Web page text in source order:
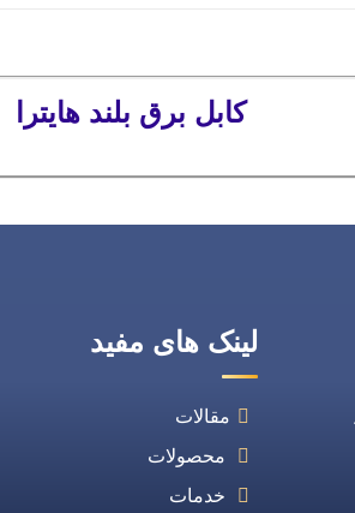
کابل برق بلند هایترا
لینک های مفید
مقالات
محصولات
خدمات